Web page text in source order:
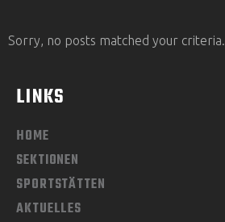
Sorry, no posts matched your criteria.
LINKS
HOME
SEKTIONEN
SPORTSTÄTTEN
AKTUELLES